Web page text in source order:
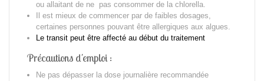
ou allaitant de ne pas consommer de la chlorella.
Il est mieux de commencer par de faibles dosages,
certaines personnes pouvant être allergiques aux algues.
Le transit peut être affecté au début du traitement
Précautions d'emploi :
Ne pas dépasser la dose journalière recommandée